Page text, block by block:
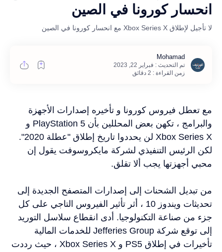
انحسار كورونا في الصين
لا تأجيل لإطلاق Xbox Series X مع انحسار كورونا في الصين
زمن القراءة : 2 دقائق
مع تعطل فيروس كورونا و تأخيره إصدارات الأجهزة
والبرامج ، تكهن بعض المحللين بأن PlayStation 5 و
Xbox Series X لن يحددوا تاريخ إطلاق "عطلة 2020".
لكن الرئيس التنفيذي لشركة مايكروسوفت يقول إن
محبي أجهزتها يجب ألا تقلق.
من تبديل الشحنات إلى إصدارات المتصفح الجديدة إلى
تحديثات ويندوز 10 ، أثر تأثير الفيروس التاجي على كل
جزء من صناعة التكنولوجيا. أدى انقطاع سلاسل التوريد
إلى توقع شركة Jefferies Group للخدمات المالية
تأخيرات في إطلاق PS5 و Xbox Series X ، حيث رددت